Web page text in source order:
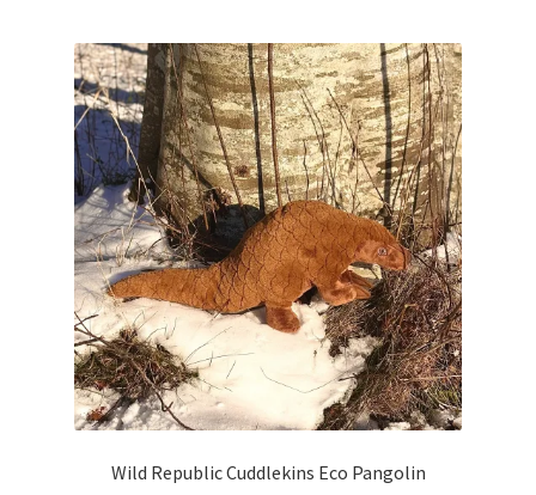
Wild Republic Cuddlekins Eco Pangolin